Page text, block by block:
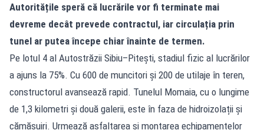
Autoritățile speră că lucrările vor fi terminate mai
devreme decât prevede contractul, iar circulația prin
tunel ar putea începe chiar înainte de termen.
Pe lotul 4 al Autostrăzii Sibiu–Pitești, stadiul fizic al lucrărilor
a ajuns la 75%. Cu 600 de muncitori și 200 de utilaje în teren,
constructorul avansează rapid. Tunelul Momaia, cu o lungime
de 1,3 kilometri și două galerii, este în faza de hidroizolații și
cămășuiri. Urmează asfaltarea și montarea echipamentelor